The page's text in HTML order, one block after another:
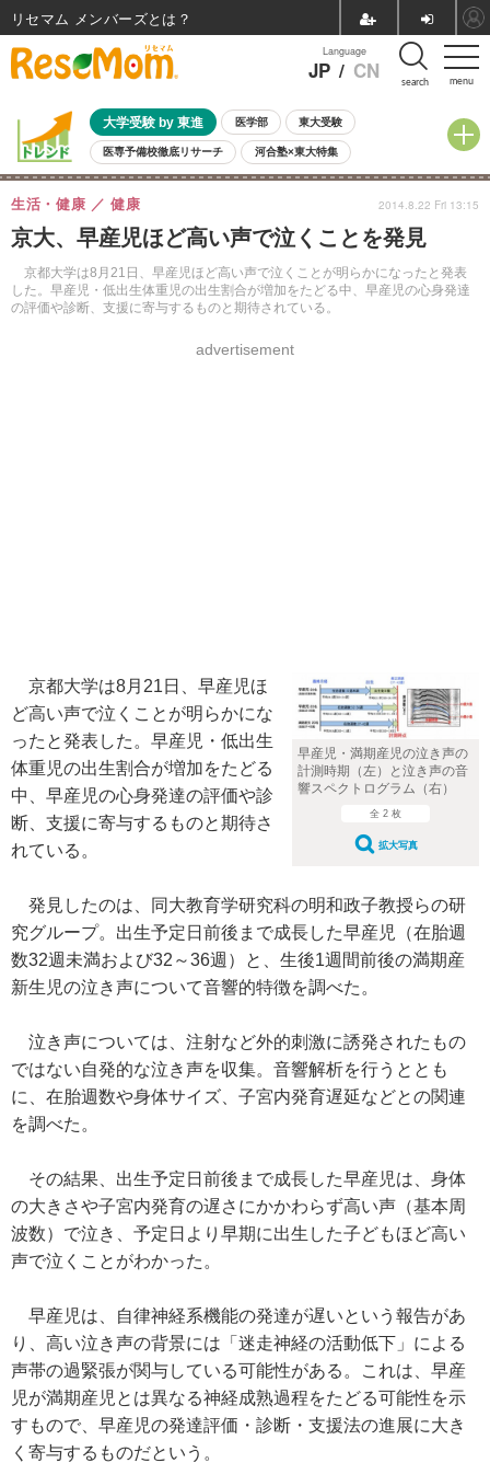
menu
Language
JP / CN search
大学受験 by 東進 医学部 東大受験
医専予備校徹底リサーチ 河合塾×東大特集
親子で考える大学選び 高校受験 中学受験 小学校受験
共通テスト 夏休み
8月開催イベント・WS 全国公立高校 過去問 人気記事
自由研究教材（小学生向け） 自由研究教材（中学生向け） ランキング
京大、早産児ほど高い声で泣くことを発見
京都大学は8月21日、早産児ほど高い声で泣くことが明らかになったと発表
した。早産児・低出生体重児の出生割合が増加をたどる中、早産児の心身発達
の評価や診断、支援に寄与するものと期待されている。
生活・健康 健康
advertisement
2014.8.22 Fri 13:15
早産児・満期産児の泣き声の
計測時期（左）と泣き声の音
響スペクトログラム（右）
全 2 枚
拡大写真
京都大学は8月21日、早産児ほ
ど高い声で泣くことが明らかにな
ったと発表した。早産児・低出生
体重児の出生割合が増加をたどる
中、早産児の心身発達の評価や診
断、支援に寄与するものと期待さ
れている。
発見したのは、同大教育学研究科の明和政子教授らの研
究グループ。出生予定日前後まで成長した早産児（在胎週
数32週未満および32～36週）と、生後1週間前後の満期産
新生児の泣き声について音響的特徴を調べた。
泣き声については、注射など外的刺激に誘発されたもの
ではない自発的な泣き声を収集。音響解析を行うととも
に、在胎週数や身体サイズ、子宮内発育遅延などとの関連
を調べた。
その結果、出生予定日前後まで成長した早産児は、身体
の大きさや子宮内発育の遅さにかかわらず高い声（基本周
波数）で泣き、予定日より早期に出生した子どもほど高い
声で泣くことがわかった。
早産児は、自律神経系機能の発達が遅いという報告があ
り、高い泣き声の背景には「迷走神経の活動低下」による
声帯の過緊張が関与している可能性がある。これは、早産
児が満期産児とは異なる神経成熟過程をたどる可能性を示
すもので、早産児の発達評価・診断・支援法の進展に大き
く寄与するものだという。
リセマム メンバーズ